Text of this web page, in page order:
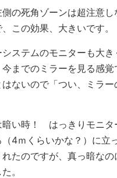
の死角ゾーンは超注意
この効果、大きいです。
ステムのモニターも大
までのミラーを見る感
ないので「つい、ミラ
い時！ はっきりモニ
4ｍくらいかな？）に立
たのですが、真っ暗な
。